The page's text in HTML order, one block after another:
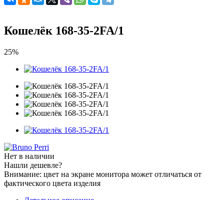
Кошелёк 168-35-2FA/1
25%
Нет в наличии
Нашли дешевле?
Внимание: цвет на экране монитора может отличаться от
фактического цвета изделия